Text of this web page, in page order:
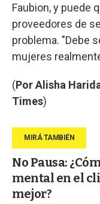
Faubion, y puede
proveedores de
problema. "Debe
mujeres
(PorAlisha
Times)
No Pausa:
mental en el
mejor?